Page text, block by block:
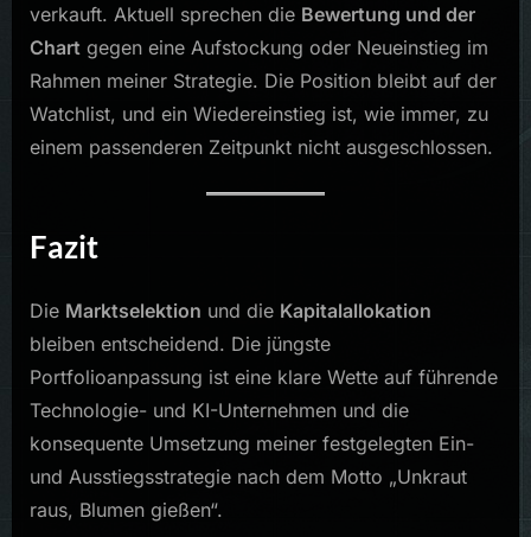
verkauft. Aktuell sprechen die Bewertung und der
Chart gegen eine Aufstockung oder Neueinstieg im
Rahmen meiner Strategie. Die Position bleibt auf der
Watchlist, und ein Wiedereinstieg ist, wie immer, zu
einem passenderen Zeitpunkt nicht ausgeschlossen.
Fazit
Die Marktselektion und die Kapitalallokation
bleiben entscheidend. Die jüngste
Portfolioanpassung ist eine klare Wette auf führende
Technologie- und KI-Unternehmen und die
konsequente Umsetzung meiner festgelegten Ein-
und Ausstiegsstrategie nach dem Motto „Unkraut
raus, Blumen gießen“.